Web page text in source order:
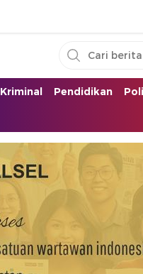
Kriminal Pendidikan